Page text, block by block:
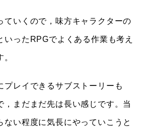
ていくので，味方キャラクターの
いったRPGでよくある作業も考え
プレイできるサブストーリーも
，まだまだ先は長い感じです。当
ない程度に気長にやっていこうと